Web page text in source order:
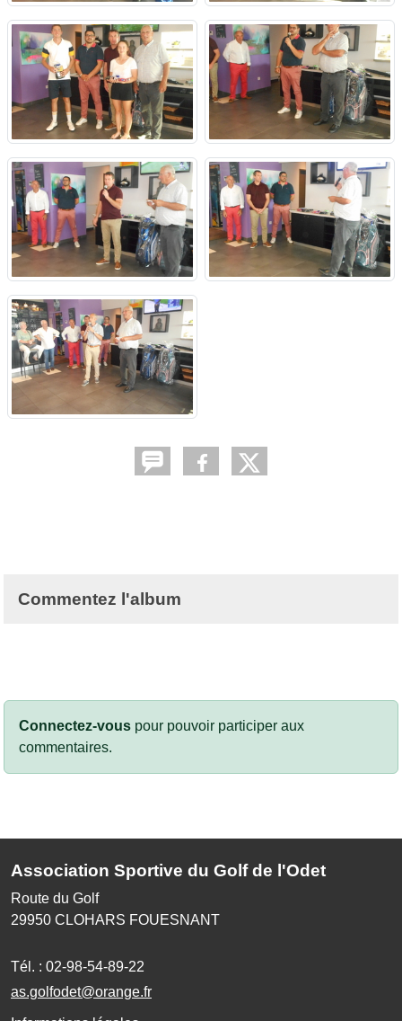
Commentez l'album
Connectez-vous pour pouvoir participer aux
commentaires.
Association Sportive du Golf de l'Odet
Route du Golf
29950 CLOHARS FOUESNANT
Tél. : 02-98-54-89-22
as.golfodet@orange.fr